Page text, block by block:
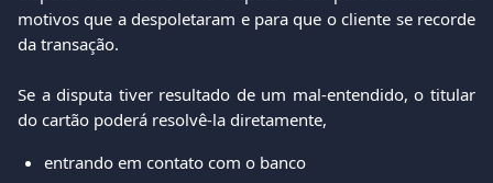
motivos que a despoletaram e para que o cliente se recorde
da transação.
Se a disputa tiver resultado de um mal-entendido, o titular
do cartão poderá resolvê-la diretamente,
entrando em contato com o banco